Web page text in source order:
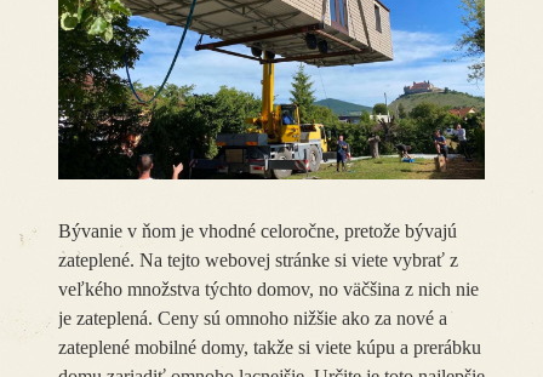
Bývanie v ňom je vhodné celoročne, pretože bývajú
zateplené. Na tejto webovej stránke si viete vybrať z
veľkého množstva týchto domov, no väčšina z nich nie
je zateplená. Ceny sú omnoho nižšie ako za nové a
zateplené mobilné domy, takže si viete kúpu a prerábku